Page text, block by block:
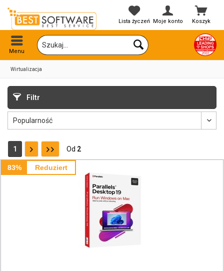
Koszyk
Lista życzeń Moje konto
Menu
Wirtualizacja
Filtr
1 Od 2
83% Reduziert